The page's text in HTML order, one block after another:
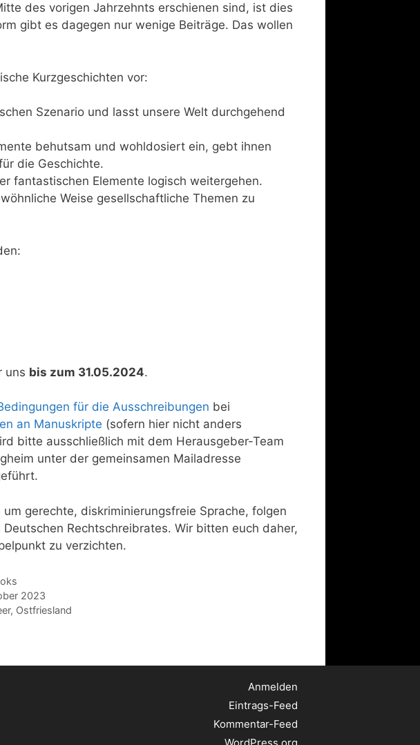
des vorigen Jahrzehnts erschienen sind, ist dies
gibt es dagegen nur wenige Beiträge. Das wollen
Kurzgeschichten vor:
Szenario und lasst unsere Welt durchgehend
behutsam und wohldosiert ein, gebt ihnen
die Geschichte.
fantastischen Elemente logisch weitergehen.
Weise gesellschaftliche Themen zu
uns bis zum 31.05.2024.
für die Ausschreibungen bei
an Manuskripte (sofern hier nicht anders
bitte ausschließlich mit dem Herausgeber-Team
unter der gemeinsamen Mailadresse
gerechte, diskriminierungsfreie Sprache, folgen
Rechtschreibrates. Wir bitten euch daher,
zu verzichten.
2023
Ostfriesland
Anmelden
Eintrags-Feed
Kommentar-Feed